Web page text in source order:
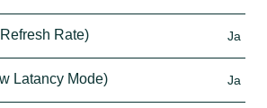
Rate) Ja
Latancy Mode) Ja